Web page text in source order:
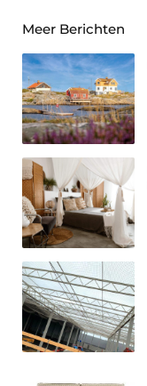
Meer Berichten